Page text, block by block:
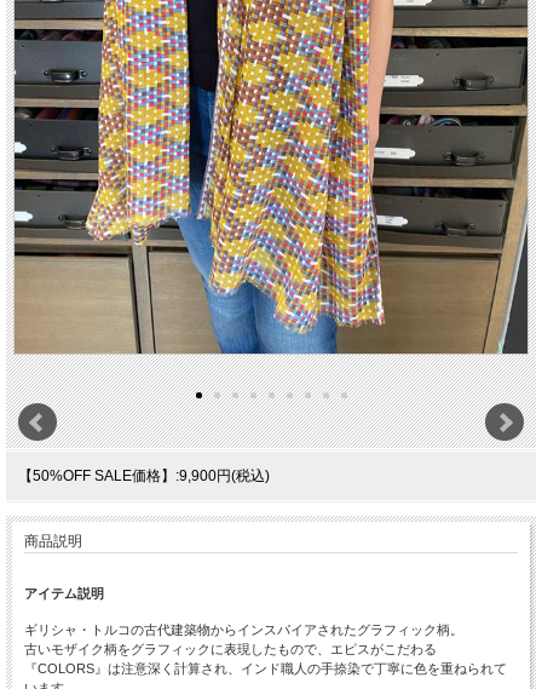
【50%OFF SALE価格】:9,900円(税込)
商品説明
アイテム説明
ギリシャ・トルコの古代建築物からインスパイアされたグラフィック柄。
古いモザイク柄をグラフィックに表現したもので、エピスがこだわる
『COLORS』は注意深く計算され、インド職人の手捺染で丁寧に色を重ねられて